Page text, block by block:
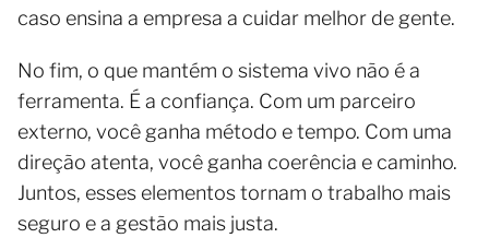
caso ensina a empresa a cuidar melhor de gente.
No fim, o que mantém o sistema vivo não é a
ferramenta. É a confiança. Com um parceiro
externo, você ganha método e tempo. Com uma
direção atenta, você ganha coerência e caminho.
Juntos, esses elementos tornam o trabalho mais
seguro e a gestão mais justa.